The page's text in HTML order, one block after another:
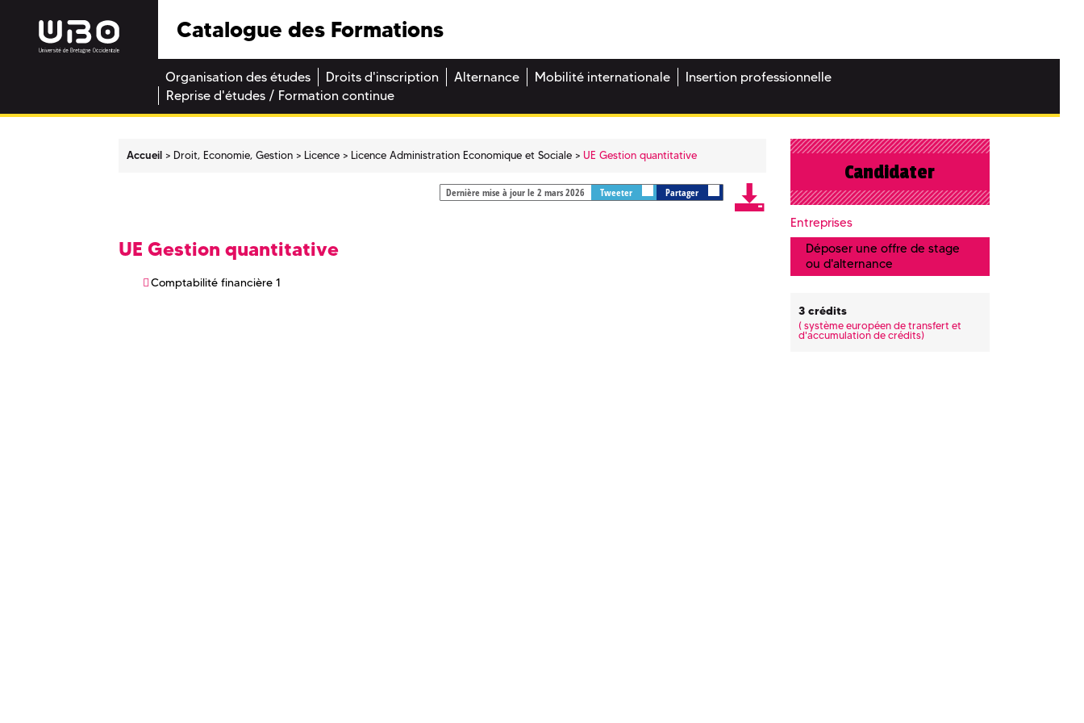
Catalogue des Formations
Organisation des études Droits d'inscription Alternance Mobilité internationale
Insertion professionnelle
Reprise d'études / Formation continue
Accueil Droit, Economie, Gestion Licence Licence Administration Economique et Sociale UE Gestion quantitative
Dernière mise à jour le 2 mars 2026 Tweeter Partager
UE Gestion quantitative
Comptabilité financière 1
Candidater
Entreprises
Déposer une offre de stage
ou d'alternance
3 crédits
(système européen de transfert et
d'accumulation de crédits)